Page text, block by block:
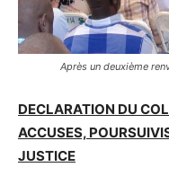
Après un deuxième
DECLARATION DU
ACCUSES,
JUSTICE